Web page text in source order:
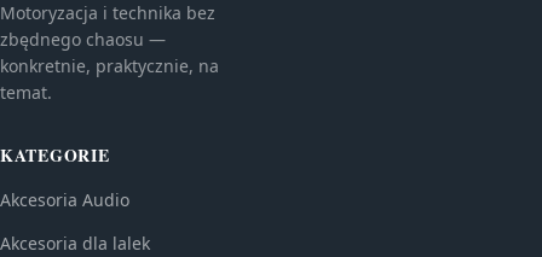
Motoryzacja i technika bez
zbędnego chaosu —
konkretnie, praktycznie, na
temat.
KATEGORIE
Akcesoria Audio
Akcesoria dla lalek